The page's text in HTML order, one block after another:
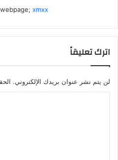
xmxx
اترك تعليقاً
لن يتم نشر عنوان بريدك الإلكتروني.